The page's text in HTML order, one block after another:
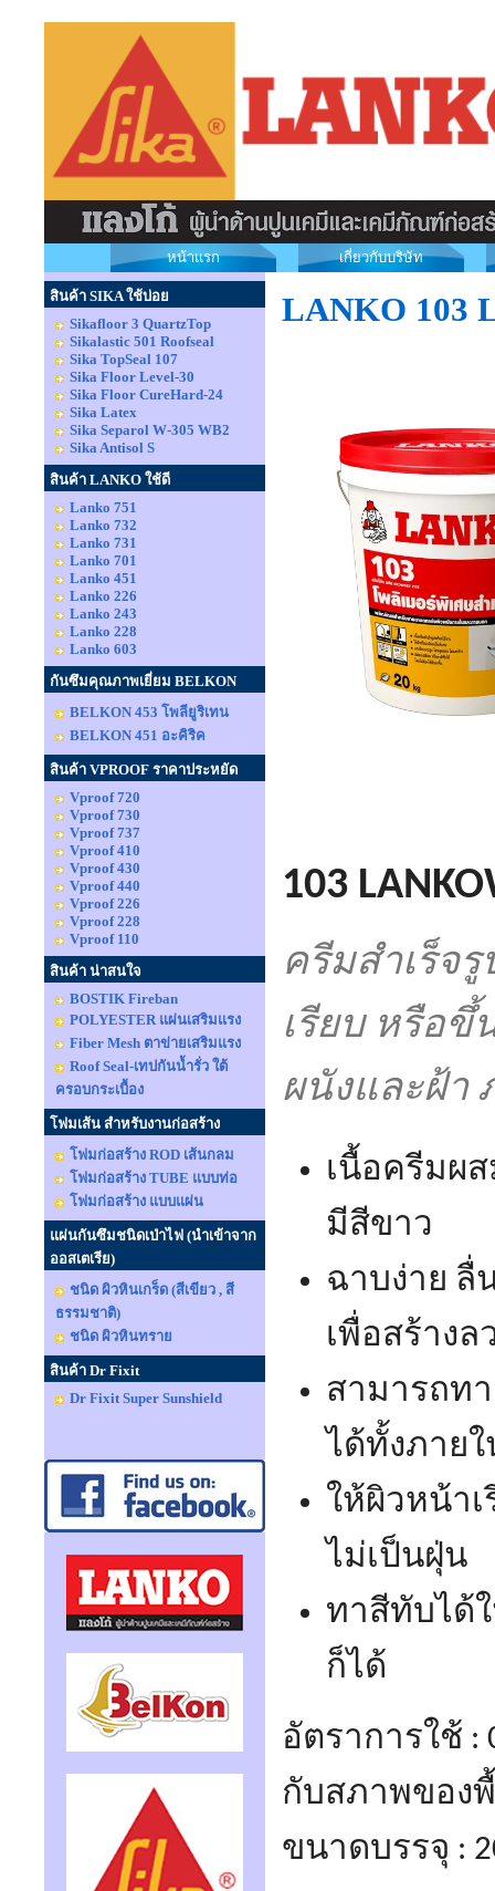
หน้าแรก เกี่ยวกับบริษัท
สินค้า SIKA ใช้บ่อย
Sikafloor 3 QuartzTop
Sikalastic 501 Roofseal
Sika TopSeal 107
Sika Floor Level-30
Sika Floor CureHard-24
Sika Latex
Sika Separol W-305 WB2
Sika Antisol S
สินค้า LANKO ใช้ดี
Lanko 751
Lanko 732
Lanko 731
Lanko 701
Lanko 451
Lanko 226
Lanko 243
Lanko 228
Lanko 603
กันซึมคุณภาพเยี่ยม BELKON
BELKON 453 โพลียูริเทน
BELKON 451 อะคิริค
สินค้า VPROOF ราคาประหยัด
Vproof 720
Vproof 730
Vproof 737
Vproof 410
Vproof 430
Vproof 440
Vproof 226
Vproof 228
Vproof 110
สินค้า น่าสนใจ
BOSTIK Fireban
POLYESTER แผ่นเสริมแรง
Fiber Mesh ตาข่ายเสริมแรง
Roof Seal-เทปกันน้ำรั่ว ใต้
ครอบกระเบื้อง
โฟมเส้น สำหรับงานก่อสร้าง
โฟมก่อสร้าง ROD เส้นกลม
โฟมก่อสร้าง TUBE แบบท่อ
โฟมก่อสร้าง แบบแผ่น
แผ่นกันซึมชนิดเป่าไฟ (นำเข้าจาก
ออสเตเรีย)
ชนิด ผิวหินเกร็ด (สีเขียว , สี
ธรรมชาติ)
ชนิด ผิวหินทราย
สินค้า Dr Fixit
Dr Fixit Super Sunshield
LANKO 103
103
ครีมสำเร็จ
เรียบ หรือขึ้
ผนังและฝ้า
เนื้อครีมผ
มีสีขาว
ฉาบง่าย ลื่
เพื่อสร้างล
สามารถท
ได้ทั้งภาย
ให้ผิวหน้า
ไม่เป็นฝุ่น
ทาสีทับได้
ก็ได้
อัตราการใช้ :
กับสภาพของ
ขนาดบรรจุ :